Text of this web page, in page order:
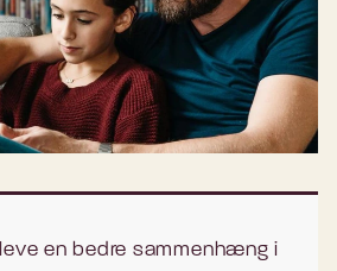
en bedre sammenhæng i